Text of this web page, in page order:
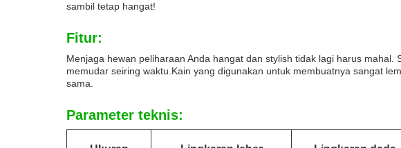
sambil tetap hangat!
Fitur:
Menjaga hewan peliharaan Anda hangat dan stylish tidak lagi harus
memudar seiring waktu.Kain yang digunakan untuk membuatnya sangat
sama.
Parameter teknis: